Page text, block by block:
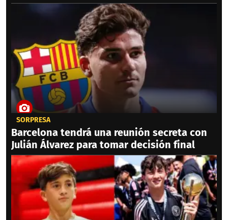
SORPRESA
Barcelona tendrá una reunión secreta con
Julián Álvarez para tomar decisión final